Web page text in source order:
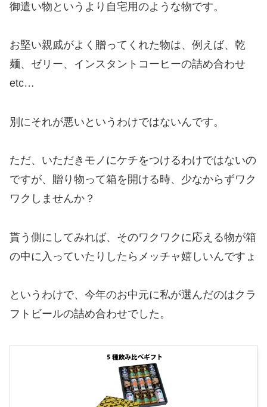
御遣い物というより自宅用のような物です。
お堅い親戚がよく贈ってくれた物は、例えば、乾
麺、ゼリー、インスタントコーヒーの詰め合わせ
etc…
別にそれが悪いというわけではないんです。
ただ、いただきモノにケチをつけるわけではないの
ですが、贈り物って箱を開ける時、少なからずワク
ワクしませんか？
貰う側にしてみれば、そのワクワクに応える物が箱
の中に入っていたりしたらメッチャ嬉しいんですょ
というわけで、今年のお中元に私が選んだのはクラ
フトビールの詰め合わせでした。